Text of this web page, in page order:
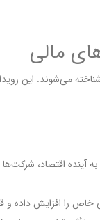
مالی
می‌شوند. این
به آینده اقتصاد،
خاص را افزایش